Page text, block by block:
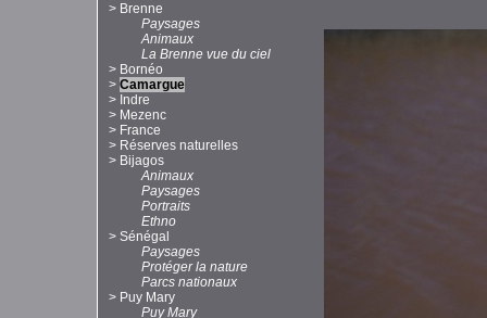
> Brenne
Paysages
Animaux
La Brenne vue du ciel
> Bornéo
> Camargue
> Indre
> Mezenc
> France
> Réserves naturelles
> Bijagos
Animaux
Paysages
Portraits
Ethno
> Sénégal
Paysages
Protéger la nature
Parcs nationaux
> Puy Mary
Puy Mary